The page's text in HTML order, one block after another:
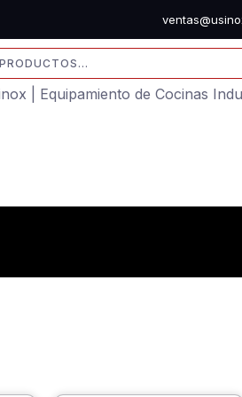
| Equipamiento de Cocinas